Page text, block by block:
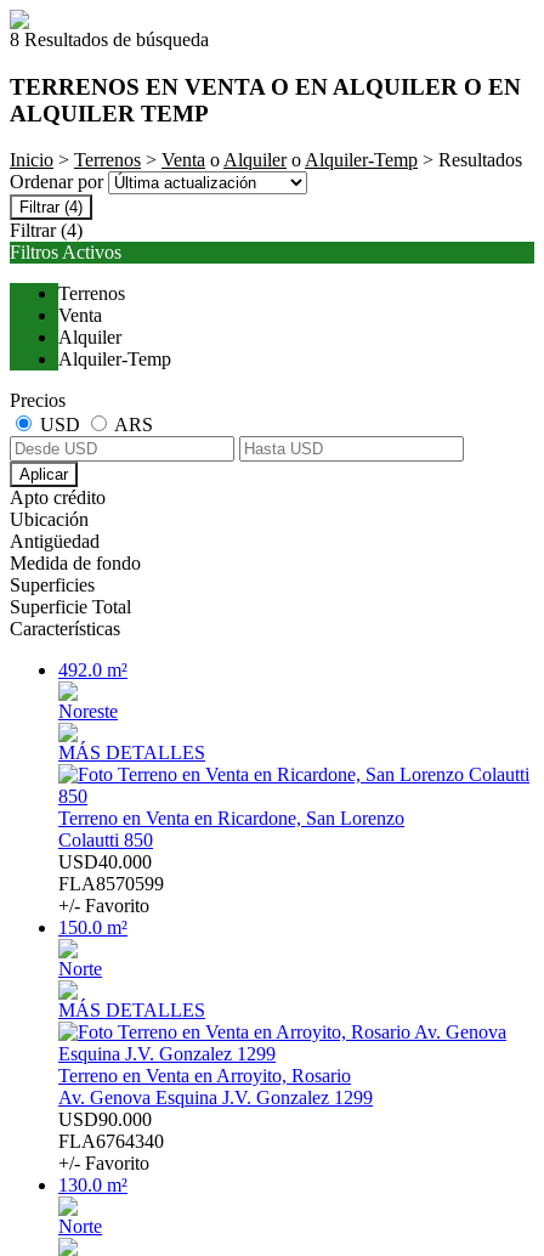
8 Resultados de búsqueda
TERRENOS EN VENTA O EN ALQUILER O EN
ALQUILER TEMP
Inicio > Terrenos > Venta oAlquileroAlquiler-Temp > Resultados
Ordenar por
Filtrar (4)
Filtrar (4)
Filtros Activos
Terrenos
Venta
Alquiler
Alquiler-Temp
Precios
USD
ARS
Aplicar
Apto crédito
Ubicación
Antigüedad
Medida de fondo
Superficies
Superficie Total
Características
492.0 m²
Noreste
MÁS DETALLES
Terreno en Venta en Ricardone, San Lorenzo
Colautti 850
USD40.000
FLA8570599
+/- Favorito
150.0 m²
Norte
MÁS DETALLES
Terreno en Venta en Arroyito, Rosario
Av. Genova Esquina J.V. Gonzalez 1299
USD90.000
FLA6764340
+/- Favorito
130.0 m²
Norte